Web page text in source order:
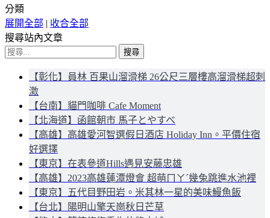
分類
展開全部 | 收合全部
搜尋站內文章
搜
【彰化】員林 百果山溜滑梯 26公尺三層樓高溜滑梯超刺
激
【台南】貓門咖啡 Cafe Moment
【北海道】函館朝市 馬子とやすべ
【高雄】高雄愛河智選假日酒店 Holiday Inn。平價住宿
好選擇
【東京】在表參道Hills遇見安藤忠雄
【高雄】2023高雄蓮潭燈會 超萌ㄇㄚˊ幾兔跳進水池裡
【東京】五代目野田岩。米其林一星的美味鰻魚飯
【台北】陽明山擎天崗秋日芒草